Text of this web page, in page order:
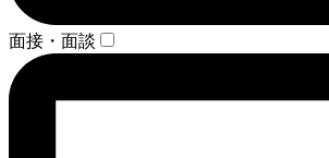
面接・面談